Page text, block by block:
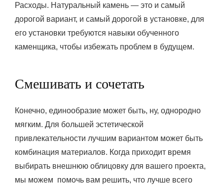
Расходы. Натуральный камень — это и самый
дорогой вариант, и самый дорогой в установке, для
его установки требуются навыки обученного
каменщика, чтобы избежать проблем в будущем.
Смешивать и сочетать
Конечно, единообразие может быть, ну, однородно
мягким. Для большей эстетической
привлекательности лучшим вариантом может быть
комбинация материалов. Когда приходит время
выбирать внешнюю облицовку для вашего проекта,
мы можем помочь вам решить, что лучше всего